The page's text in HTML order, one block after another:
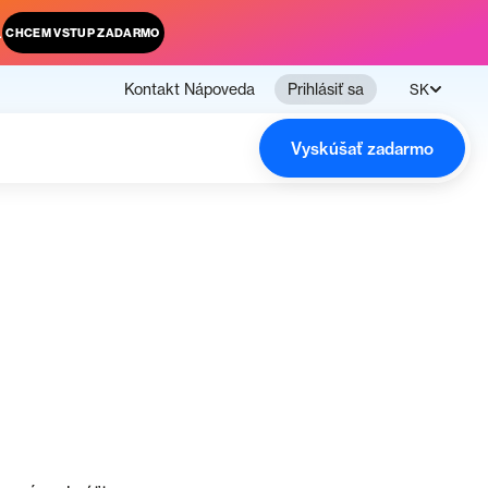
CHCEM VSTUP ZADARMO
Kontakt Nápoveda Prihlásiť sa SK
Vyskúšať zadarmo